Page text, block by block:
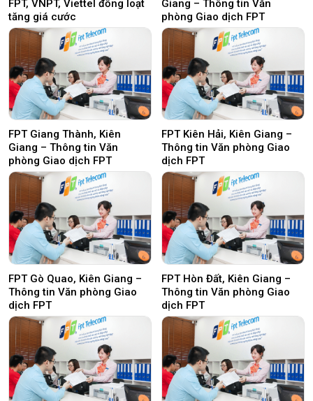
FPT, VNPT, Viettel đồng loạt
tăng giá cước
Giang – Thông tin Văn
phòng Giao dịch FPT
FPT Giang Thành, Kiên
Giang – Thông tin Văn
phòng Giao dịch FPT
FPT Kiên Hải, Kiên Giang –
Thông tin Văn phòng Giao
dịch FPT
FPT Gò Quao, Kiên Giang –
Thông tin Văn phòng Giao
dịch FPT
FPT Hòn Đất, Kiên Giang –
Thông tin Văn phòng Giao
dịch FPT